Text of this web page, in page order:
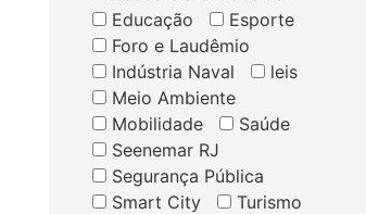
Educação
Esporte
Foro e Laudêmio
Indústria Naval
leis
Meio Ambiente
Mobilidade
Saúde
Seenemar RJ
Segurança Pública
Smart City
Turismo